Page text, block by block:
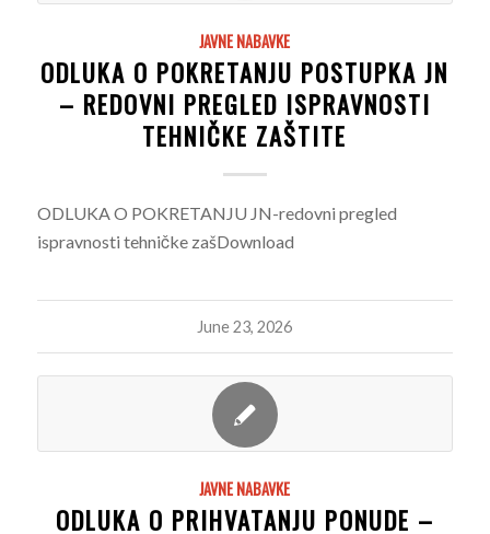
JAVNE NABAVKE
ODLUKA O POKRETANJU POSTUPKA JN
– REDOVNI PREGLED ISPRAVNOSTI
TEHNIČKE ZAŠTITE
ODLUKA O POKRETANJU JN-redovni pregled
ispravnosti tehničke zašDownload
June 23, 2026
JAVNE NABAVKE
ODLUKA O PRIHVATANJU PONUDE –